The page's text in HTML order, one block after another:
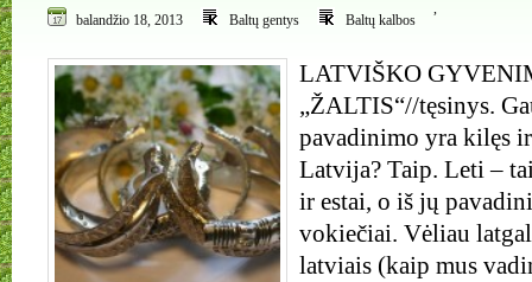
balandžio 18, 2013 Baltų gentys
,
Baltų kalbos
LATVIŠKO
„ŽALTIS“//tęsinys.
pavadinimo yra kilęs
Latvija? Taip. Leti –
ir estai, o iš jų
vokiečiai. Vėliau
latviais (kaip mus